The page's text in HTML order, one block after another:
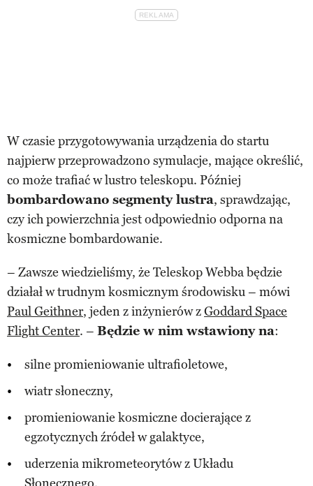
W czasie przygotowywania urządzenia do startu
najpierw przeprowadzono symulacje, mające określić,
co może trafiać w lustro teleskopu. Później
bombardowano segmenty lustra, sprawdzając,
czy ich powierzchnia jest odpowiednio odporna na
kosmiczne bombardowanie.
– Zawsze wiedzieliśmy, że Teleskop Webba będzie
działał w trudnym kosmicznym środowisku – mówi
Paul Geithner, jeden z inżynierów zGoddard Space
Flight Center. – Będzie w nim wstawiony na:
silne promieniowanie ultrafioletowe,
wiatr słoneczny,
promieniowanie kosmiczne docierające z
egzotycznych źródeł w galaktyce,
uderzenia mikrometeorytów z Układu